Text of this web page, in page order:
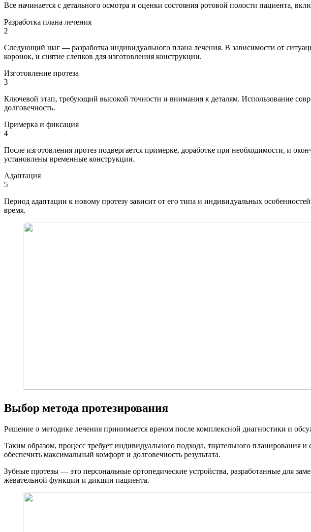
Все начинается с детального осмотра и оценки состояния ротовой полости пациента,
Разработка плана лечения
2
Следующий шаг — разработка индивидуального плана лечения. В зависимости от
коронок, и снятие слепков для изготовления конструкции.
Изготовление протеза
3
Ключевой этап, требующий высокой точности и внимания к деталям. Использование
долговечность.
Примерка и фиксация
4
После изготовления протез подвергается примерке, доработке при необходимости, и
установлены временные конструкции.
Адаптация
5
Период адаптации к новому протезу зависит от его типа и индивидуальных
время.
Выбор метода протезирования
Решение о методике лечения принимается врачом после комплексной диагностики и
Таким образом, процесс требует индивидуального подхода, тщательного планирования
обеспечить максимальный комфорт и долговечность результата.
Зубные протезы — это персональные ортопедические устройства, разработанные для
жевательной функции и дикции пациента.